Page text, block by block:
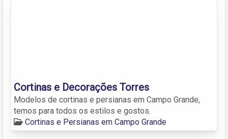
Cortinas e Decorações Torres
Modelos de cortinas e persianas em Campo Grande,
temos para todos os estilos e gostos.
Cortinas e Persianas em Campo Grande